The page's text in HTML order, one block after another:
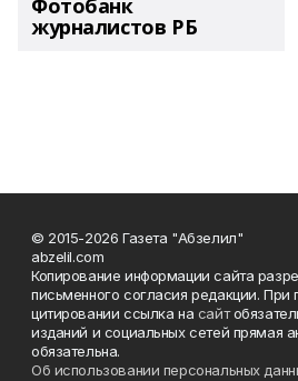
Фотобанк
журналистов РБ
© 2015-2026 Газета "Абзелил"
abzelil.com
Копирование информации сайта
письменного согласия редакции. При
цитировании ссылка на сайт
изданий и социальных сетей прямая
обязательна.
Об использовании персональных